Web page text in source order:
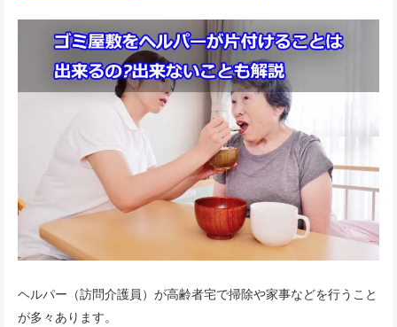
ヘルパー（訪問介護員）が高齢者宅で掃除や家事などを行うこと
が多々あります。